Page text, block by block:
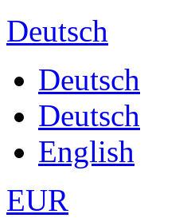
Deutsch
Deutsch
Deutsch
English
EUR